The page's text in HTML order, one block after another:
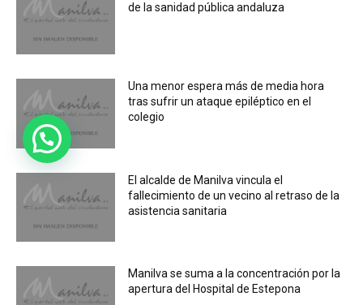
de la sanidad pública andaluza
Una menor espera más de media hora
tras sufrir un ataque epiléptico en el
colegio
El alcalde de Manilva vincula el
fallecimiento de un vecino al retraso de la
asistencia sanitaria
Manilva se suma a la concentración por la
apertura del Hospital de Estepona